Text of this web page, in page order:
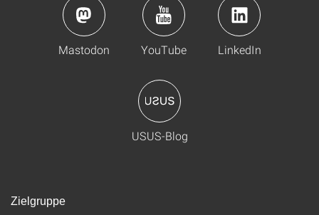
Mastodon YouTube LinkedIn
USUS-Blog
Zielgruppe